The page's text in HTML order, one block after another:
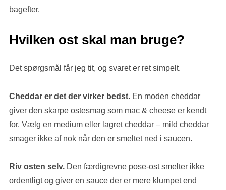
bagefter.
Hvilken ost skal man bruge?
Det spørgsmål får jeg tit, og svaret er ret simpelt.
Cheddar er det der virker bedst.En moden cheddar
giver den skarpe ostesmag som mac & cheese er kendt
for. Vælg en medium eller lagret cheddar – mild cheddar
smager ikke af nok når den er smeltet ned i saucen.
Riv osten selv.Den færdigrevne pose-ost smelter ikke
ordentligt og giver en sauce der er mere klumpet end